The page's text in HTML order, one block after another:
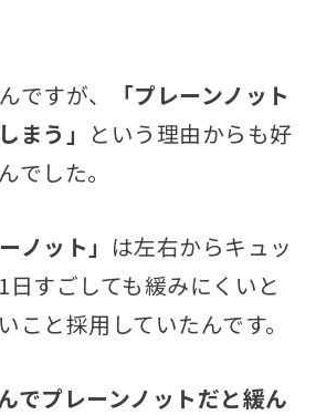
ですが、
「プレーンノット
まう」 という理由からも好
でした。
ノット」 は左右からキュッ
日すごしても緩みにくいと
こと採用していたんです。
でプレーンノットだと緩ん